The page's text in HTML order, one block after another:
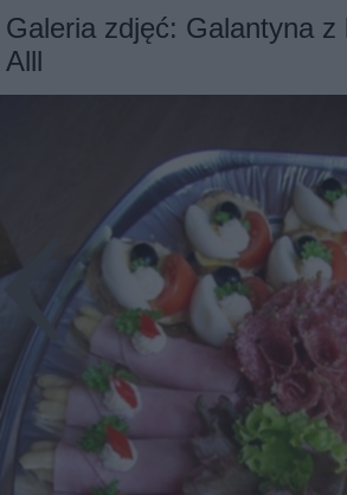
Galeria zdjęć: Galantyna z
Alll